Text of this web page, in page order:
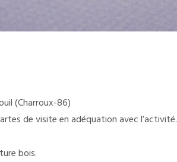
(Charroux-86)
de visite en adéquation avec l’activité.
bois.